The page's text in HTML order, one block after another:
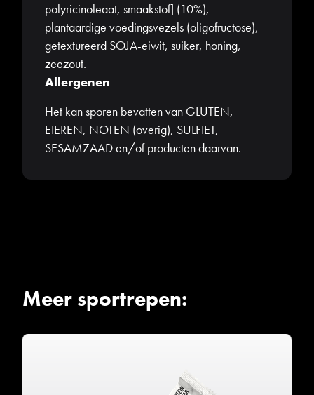
polyricinoleaat, smaakstof] (10%),
plantaardige voedingsvezels (oligofructose),
getextureerd SOJA-eiwit, suiker, honing,
zeezout.
Allergenen
Het kan sporen bevatten van GLUTEN,
EIEREN, NOTEN (overig), SULFIET,
SESAMZAAD en/of producten daarvan.
Meer sportrepen: